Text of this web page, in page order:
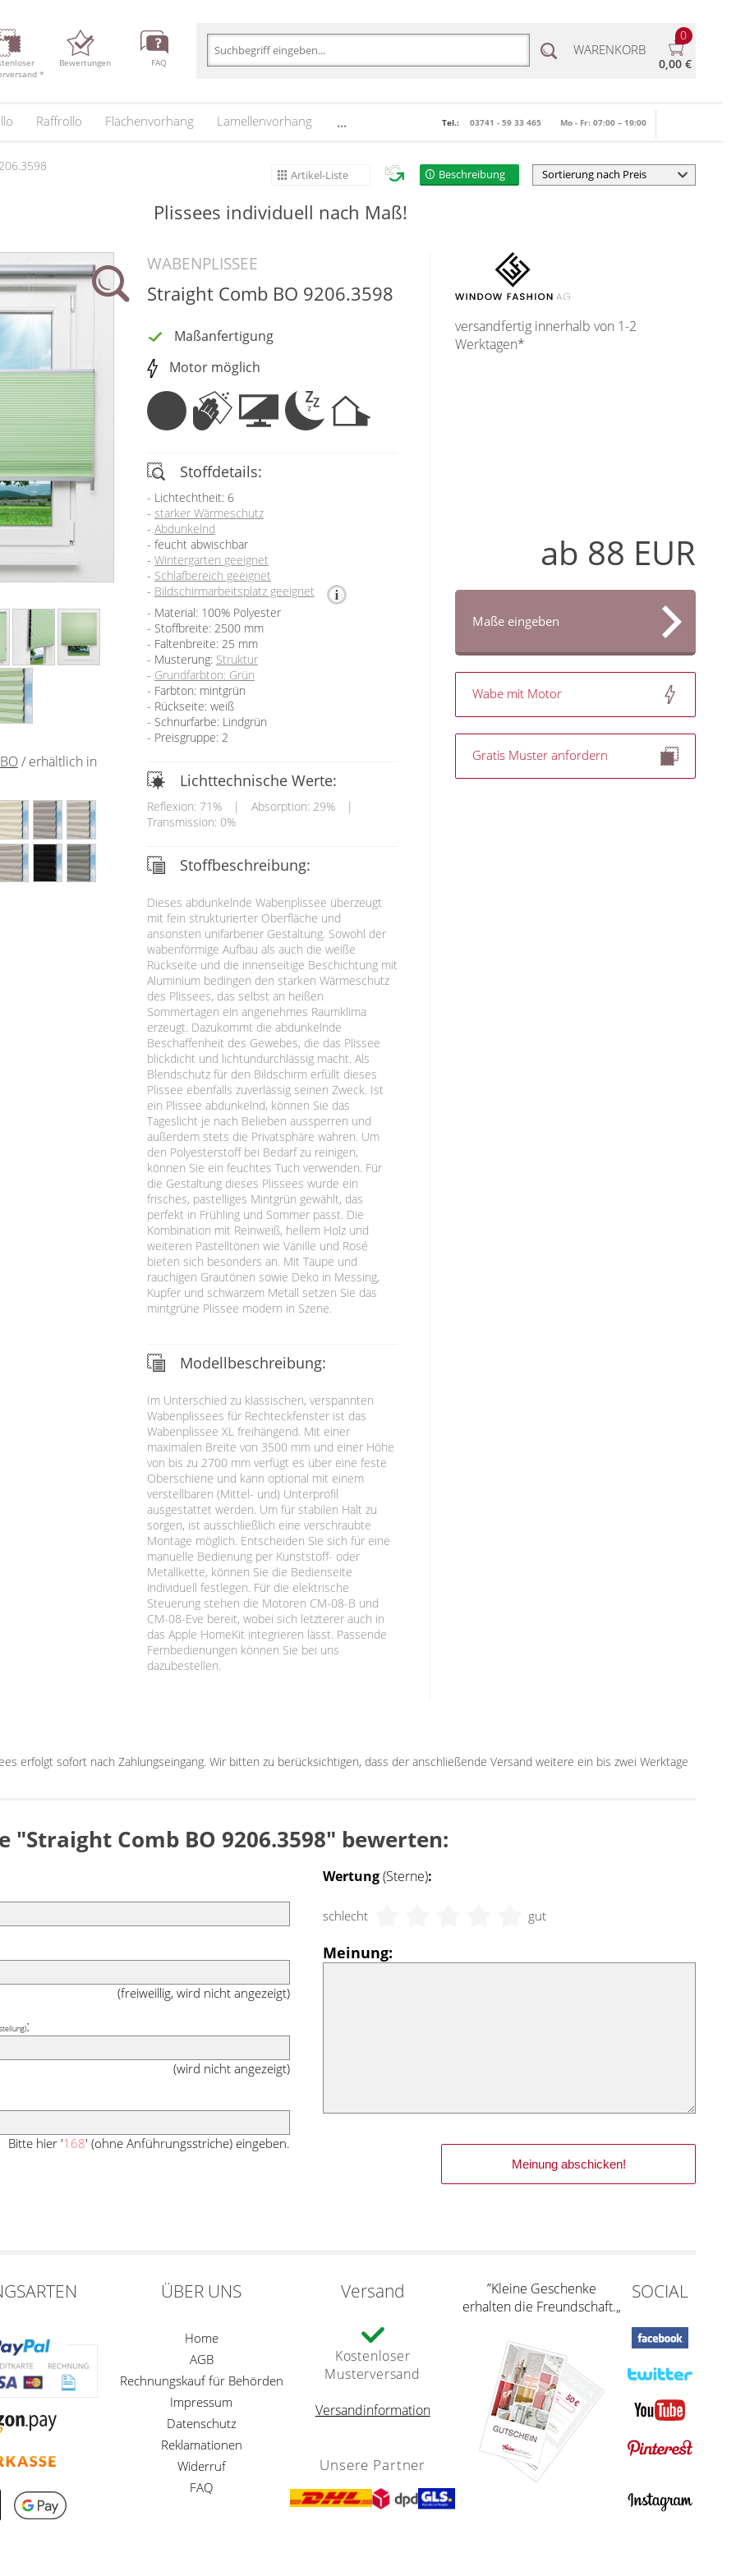
*
Bewertungen FAQ
0
WARENKORB
0,00 €
Raffrollo Flächenvorhang Lamellenvorhang ... Tel.: 03741 - 59 33 465 Mo - Fr: 07:00 – 19:00
Artikel-Liste Beschreibung
Plissees individuell nach Maß!
/ erhältlich in
WABENPLISSEE
Straight Comb BO 9206.3598
Maßanfertigung
Motor möglich
Stoffdetails:
Lichtechtheit: 6
starker Wärmeschutz
Abdunkelnd
feucht abwischbar
Wintergarten geeignet
Schlafbereich geeignet
Bildschirmarbeitsplatz geeignet
Material: 100% Polyester
Stoffbreite: 2500 mm
Faltenbreite: 25 mm
Musterung: Struktur
Grundfarbton: Grün
Farbton: mintgrün
Rückseite: weiß
Schnurfarbe: Lindgrün
Preisgruppe: 2
Lichttechnische Werte:
Reflexion: 71% | Absorption: 29%
|
Transmission: 0%
Stoffbeschreibung:
Dieses abdunkelnde Wabenplissee überzeugt
mit fein strukturierter Oberfläche und
ansonsten unifarbener Gestaltung. Sowohl der
wabenförmige Aufbau als auch die weiße
Rückseite und die innenseitige Beschichtung mit
Aluminium bedingen den starken Wärmeschutz
des Plissees, das selbst an heißen
Sommertagen ein angenehmes Raumklima
erzeugt. Dazukommt die abdunkelnde
Beschaffenheit des Gewebes, die das Plissee
blickdicht und lichtundurchlässig macht. Als
Blendschutz für den Bildschirm erfüllt dieses
Plissee ebenfalls zuverlässig seinen Zweck. Ist
ein Plissee abdunkelnd, können Sie das
Tageslicht je nach Belieben aussperren und
außerdem stets die Privatsphäre wahren. Um
den Polyesterstoff bei Bedarf zu reinigen,
können Sie ein feuchtes Tuch verwenden. Für
die Gestaltung dieses Plissees wurde ein
frisches, pastelliges Mintgrün gewählt, das
perfekt in Frühling und Sommer passt. Die
Kombination mit Reinweiß, hellem Holz und
weiteren Pastelltönen wie Vanille und Rosé
bieten sich besonders an. Mit Taupe und
rauchigen Grautönen sowie Deko in Messing,
Kupfer und schwarzem Metall setzen Sie das
mintgrüne Plissee modern in Szene.
Modellbeschreibung:
Im Unterschied zu klassischen, verspannten
Wabenplissees für Rechteckfenster ist das
Wabenplissee XL freihängend. Mit einer
maximalen Breite von 3500 mm und einer Höhe
von bis zu 2700 mm verfügt es über eine feste
Oberschiene und kann optional mit einem
verstellbaren (Mittel- und) Unterprofil
ausgestattet werden. Um für stabilen Halt zu
sorgen, ist ausschließlich eine verschraubte
Montage möglich. Entscheiden Sie sich für eine
manuelle Bedienung per Kunststoff- oder
Metallkette, können Sie die Bedienseite
individuell festlegen. Für die elektrische
Steuerung stehen die Motoren CM-08-B und
CM-08-Eve bereit, wobei sich letzterer auch in
das Apple HomeKit integrieren lässt. Passende
Fernbedienungen können Sie bei uns
dazubestellen.
versandfertig innerhalb von 1-2
Werktagen*
ab 88 EUR
Maße eingeben
Wabe mit Motor
Gratis Muster anfordern
erfolgt sofort nach Zahlungseingang. Wir bitten zu berücksichtigen, dass der anschließende Versand weitere ein bis zwei Werktage
"Straight Comb BO 9206.3598" bewerten:
(freiweillig, wird nicht angezeigt)
:
(wird nicht angezeigt)
Bitte hier '168' (ohne Anführungsstriche) eingeben.
Wertung(Sterne):
schlecht gut
Meinung:
ÜBER UNS
Home
AGB
Rechnungskauf für Behörden
Impressum
Datenschutz
Reklamationen
Widerruf
FAQ
Versand
Kostenloser
Musterversand
Versandinformation
Unsere Partner
”Kleine Geschenke
erhalten die Freundschaft.„
SOCIAL